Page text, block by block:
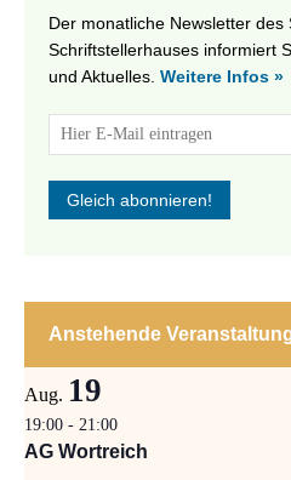
Der monatliche Newsletter des
Schriftstellerhauses informiert
und Aktuelles. Weitere Infos »
Anstehende
Aug. 19
19:00 - 21:00
AG Wortreich